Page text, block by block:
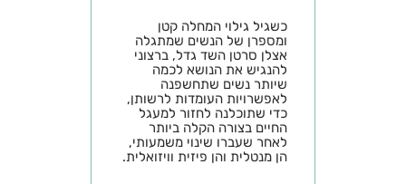
כשגיל גילוי המחלה קטן
ומספרן של הנשים שמתגלה
אצלן סרטן השד גדל, ברצוני
להנגיש את הנושא לכמה
שיותר נשים שתחשפנה
לאפשרויות העומדות לרשותן,
כדי שתוכלנה לחזור למעגל
החיים בצורה הקלה ביותר
לאחר שעברו שינוי משמעותי,
הן מנטלית והן פיזית וויזואלית.